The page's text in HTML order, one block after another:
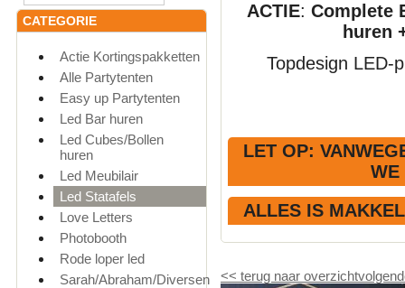
CATEGORIE
Actie Kortingspakketten
Alle Partytenten
Easy up Partytenten
Led Bar huren
Led Cubes/Bollen
huren
Led Meubilair
Led Statafels
Love Letters
Photobooth
Rode loper led
Sarah/Abraham/Diversen
ACTIE: Complete
huren
Topdesign LED-
LET OP:
ALLES IS
<< terug naar overzicht